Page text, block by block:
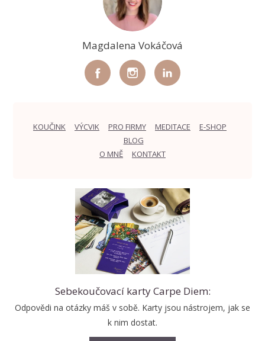
Magdalena Vokáčová
KOUČINK VÝCVIK PRO FIRMY MEDITACE
E-SHOP
BLOG
O MNĚ
KONTAKT
Sebekoučovací karty Carpe Diem:
Odpovědi na otázky máš v sobě. Karty jsou nástrojem, jak se
k nim dostat.